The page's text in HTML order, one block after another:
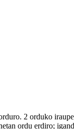
2 orduko
ordu erdiro;